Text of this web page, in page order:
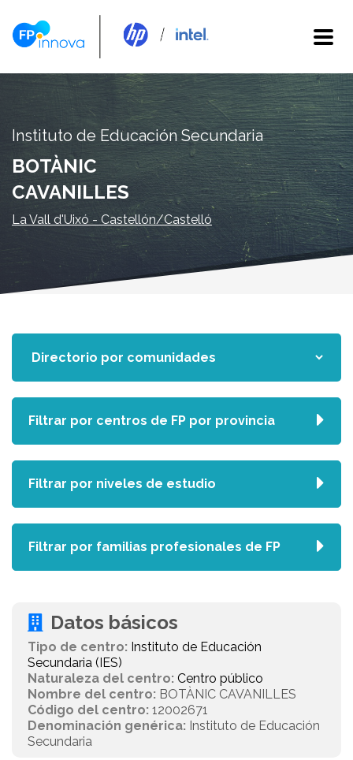
Instituto de Educación Secundaria
BOTÀNIC
CAVANILLES
La Vall d'Uixó - Castellón/Castelló
Datos básicos
Tipo de centro: Instituto de Educación
Secundaria (IES)
Naturaleza del centro: Centro público
Nombre del centro: BOTÀNIC CAVANILLES
Código del centro: 12002671
Denominación genérica: Instituto de Educación
Secundaria
Filtrar por centros de FP por provincia
Filtrar por niveles de estudio
Filtrar por familias profesionales de FP